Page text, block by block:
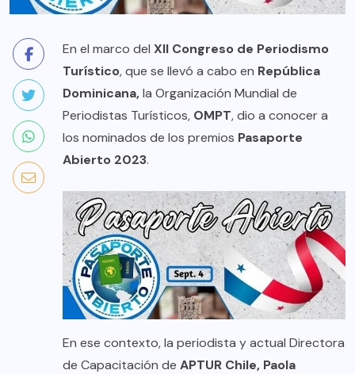
En el marco del XII Congreso de Periodismo
Turístico, que se llevó a cabo en República
Dominicana,la Organización Mundial de
Periodistas Turísticos, OMPT, dio a conocer a
los nominados de los premios Pasaporte
Abierto 2023.
En ese contexto, la periodista y actual Directora
de Capacitación de APTUR Chile, Paola